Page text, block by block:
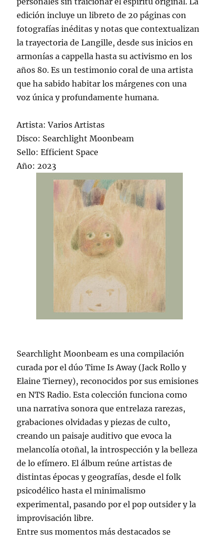
edición incluye un libreto de 20 páginas con
fotografías inéditas y notas que contextualizan
la trayectoria de Langille, desde sus inicios en
armonías a cappella hasta su activismo en los
años 80. Es un testimonio coral de una artista
que ha sabido habitar los márgenes con una
voz única y profundamente humana.
Artista: Varios Artistas
Disco: Searchlight Moonbeam
Sello: Efficient Space
Año: 2023
Searchlight Moonbeam es una compilación
curada por el dúo Time Is Away (Jack Rollo y
Elaine Tierney), reconocidos por sus emisiones
en NTS Radio. Esta colección funciona como
una narrativa sonora que entrelaza rarezas,
grabaciones olvidadas y piezas de culto,
creando un paisaje auditivo que evoca la
melancolía otoñal, la introspección y la belleza
de lo efímero. El álbum reúne artistas de
distintas épocas y geografías, desde el folk
psicodélico hasta el minimalismo
experimental, pasando por el pop outsider y la
improvisación libre.
Entre sus momentos más destacados se